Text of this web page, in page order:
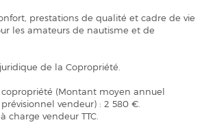
prestations de qualité et cadre de vie
les amateurs de nautisme et de
de la Copropriété.
(Montant moyen annuel
vendeur) : 2 580 €.
charge vendeur TTC.